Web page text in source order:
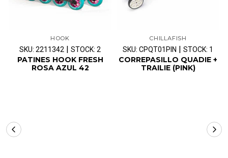
HOOK
SKU: 2211342 STOCK: 2
PATINES HOOK FRESH
ROSA AZUL 42
CHILLAFISH
SKU: CPQT01PIN STOCK: 1
CORREPASILLO QUADIE +
TRAILIE (PINK)